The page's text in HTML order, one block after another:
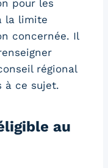
pour les
la limite
concernée. Il
régional
à ce sujet.
au